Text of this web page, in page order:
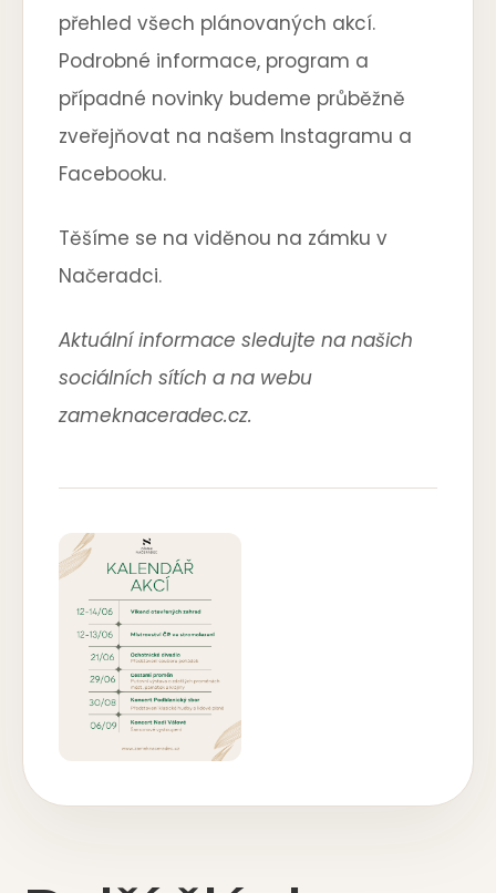
přehled všech plánovaných akcí.
Podrobné informace, program a
případné novinky budeme průběžně
zveřejňovat na našem Instagramu a
Facebooku.
Těšíme se na viděnou na zámku v
Načeradci.
Aktuální informace sledujte na našich
sociálních sítích a na webu
zameknaceradec.cz.